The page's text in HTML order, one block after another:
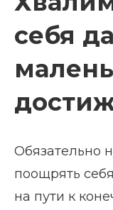
себя
Обязательно
поощрять
на пути к